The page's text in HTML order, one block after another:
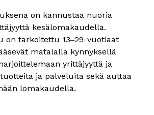
on kannustaa nuoria
kesälomakaudella.
on tarkoitettu 13‒29-vuotiaat
matalalla kynnyksellä
yrittäjyyttä ja
ja palveluita sekä auttaa
lomakaudella.